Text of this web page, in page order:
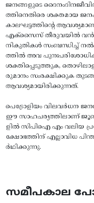
​ജനങ്ങളുടെ
ത്തിനെതിരെ ശക്തമായ
കാലഘട്ടത്തിന്റെ
എക്‌സൈസ് തീരുവയില്‍
നികുതികള്‍ സംബന്ധിച്ച്
ത്തില്‍ അവ
ശക്തിപ്പെടുത്തുക,
രുമാനം സംരക്ഷിക്കുക
ആവശ്യമായിരിക്കുന്നത്.
​പെട്രോളിയം വിലവര്‍ധന
ഈ സാഹചര്യത്തിലാണ്‌ ജൂണ്‍
ളില്‍ സിപിഐ എം വലിയ
ക്ഷോഭത്തിന് എല്ലാവിധ
ര്‍ഥിക്കുന്നു.
സമീപകാല